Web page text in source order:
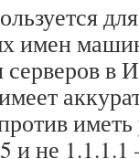
имен
серверов в
и не